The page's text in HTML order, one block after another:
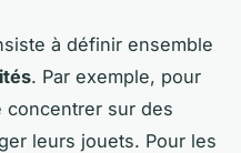
à définir ensemble
. Par exemple, pour
concentrer sur des
leurs jouets. Pour les